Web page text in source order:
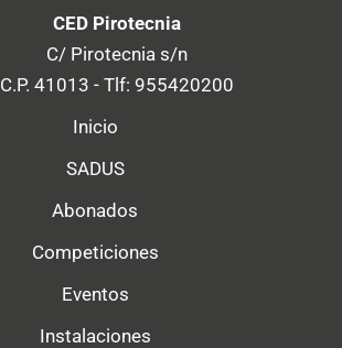
CED Pirotecnia
C/ Pirotecnia s/n
C.P. 41013 - Tlf: 955420200
Inicio
SADUS
Abonados
Competiciones
Eventos
Instalaciones